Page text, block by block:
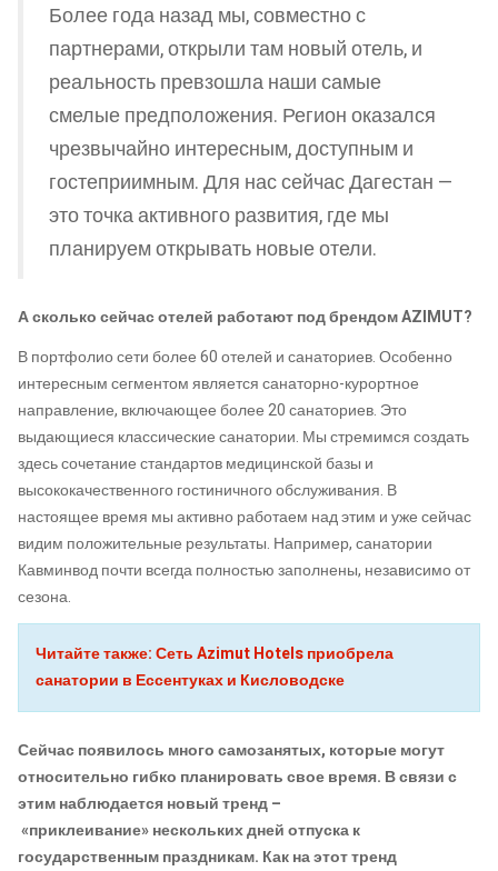
Более года назад мы, совместно с
партнерами, открыли там новый отель, и
реальность превзошла наши самые
смелые предположения. Регион оказался
чрезвычайно интересным, доступным и
гостеприимным. Для нас сейчас Дагестан —
это точка активного развития, где мы
планируем открывать новые отели.
А сколько сейчас отелей работают под брендом AZIMUT?
В портфолио сети более 60 отелей и санаториев. Особенно
интересным сегментом является санаторно-курортное
направление, включающее более 20 санаториев. Это
выдающиеся классические санатории. Мы стремимся создать
здесь сочетание стандартов медицинской базы и
высококачественного гостиничного обслуживания. В
настоящее время мы активно работаем над этим и уже сейчас
видим положительные результаты. Например, санатории
Кавминвод почти всегда полностью заполнены, независимо от
сезона.
Читайте также: Сеть Azimut Hotels приобрела
санатории в Ессентуках и Кисловодске
Сейчас появилось много самозанятых, которые могут
относительно гибко планировать свое время. В связи с
этим наблюдается новый тренд –
«приклеивание» нескольких дней отпуска к
государственным праздникам. Как на этот тренд